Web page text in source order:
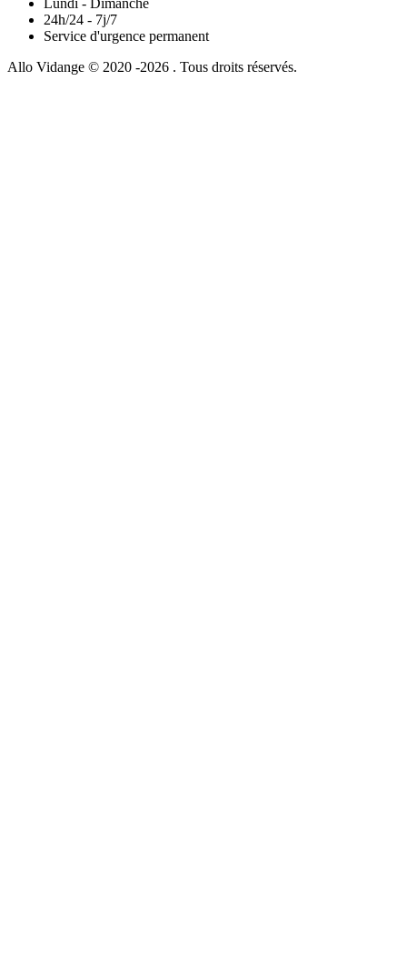
24h/24 - 7j/7
Service d'urgence permanent
Allo Vidange © 2020 -2026 . Tous droits réservés.